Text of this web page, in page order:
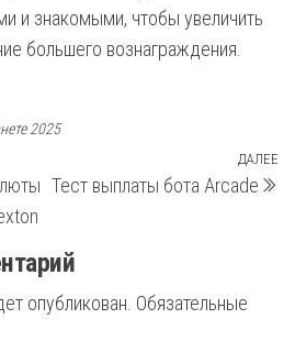
и знакомыми, чтобы увеличить
большего вознаграждения.
2025
ДАЛЕЕ
Тест выплаты бота Arcade
опубликован. Обязательные